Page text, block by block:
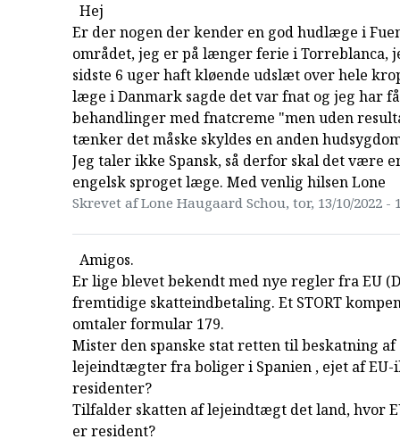
Hej
Er der nogen der kender en god hudlæge i
området, jeg er på længer ferie i Torreblanca,
sidste 6 uger haft kløende udslæt over hele
læge i Danmark sagde det var fnat og jeg har
behandlinger med fnatcreme "men uden
tænker det måske skyldes en anden
Jeg taler ikke Spansk, så derfor skal det være
engelsk sproget læge. Med venlig hilsen Lone
Skrevet af Lone Haugaard Schou, tor, 13/10/2022 -
Amigos.
Er lige blevet bekendt med nye regler fra EU
fremtidige skatteindbetaling. Et STORT
omtaler formular 179.
Mister den spanske stat retten til beskatning af
lejeindtægter fra boliger i Spanien , ejet af EU-
residenter?
Tilfalder skatten af lejeindtægt det land, hvor
er resident?